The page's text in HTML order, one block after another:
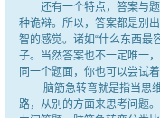
还有一个特点，答案与题
种诡辩。所以，答案都是别
智的感觉。诸如“什么东西最
子。当然答案也不一定唯一
同一个题面，你也可以尝试
脑筋急转弯就是指当思维
路，从别的方面来思考问题